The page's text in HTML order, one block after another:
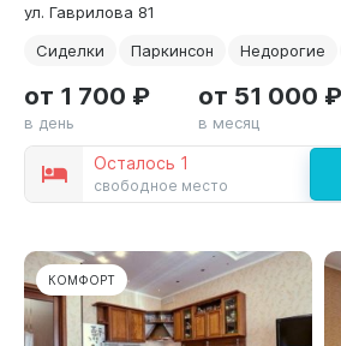
ул. Гаврилова 81
Сиделки
Паркинсон Недорогие
Осталось 1
свободное место
от 1 700 ₽
в день
от 51 000 ₽
в месяц
КОМФОРТ